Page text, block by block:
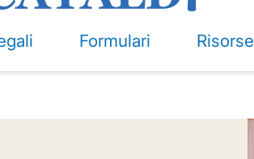
Formulari Risorse